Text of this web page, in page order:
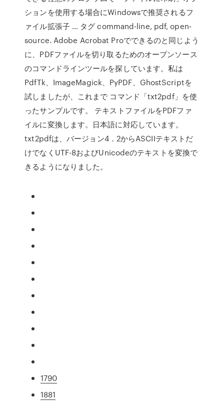
ションを使用する場合にWindowsで推奨されるフ
ァイル拡張子 … タグ command-line, pdf, open-
source. Adobe Acrobat Proでできるのと同じよう
に、PDFファイルを切り取るためのオープンソース
のコマンドラインツールを探しています。私は
PdfTk、ImageMagick、PyPDF、GhostScriptを
試しましたが、これまで コマンド「txt2pdf」を使
ったサンプルです。 テキストファイルをPDFファ
イルに変換します。日本語に対応しています。
txt2pdfは、バージョン4．2からASCIIテキストだ
けでなくUTF-8およびUnicodeのテキストを変換で
きるようになりました。
1790
1881